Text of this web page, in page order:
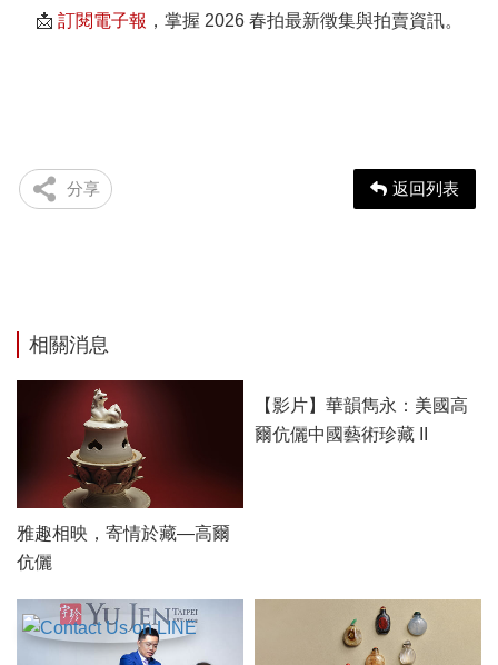
📩 訂閱電子報 ，掌握 2026 春拍最新徵集與拍賣資訊。
分享 返回列表
相關消息
雅趣相映，寄情於藏—高爾
伉儷